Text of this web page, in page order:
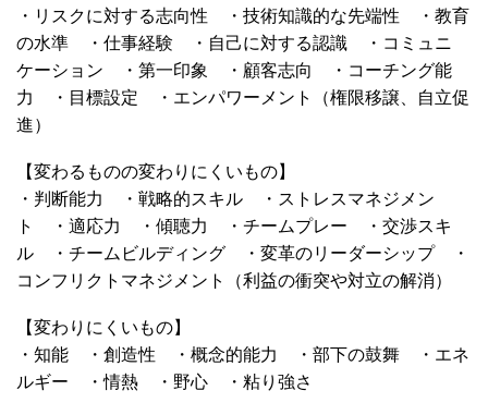
・リスクに対する志向性 ・技術知識的な先端性 ・教育
の水準 ・仕事経験 ・自己に対する認識 ・コミュニ
ケーション ・第一印象 ・顧客志向 ・コーチング能
力 ・目標設定 ・エンパワーメント（権限移譲、自立促
進）
【変わるものの変わりにくいもの】
・判断能力 ・戦略的スキル ・ストレスマネジメン
ト ・適応力 ・傾聴力 ・チームプレー ・交渉スキ
ル ・チームビルディング ・変革のリーダーシップ ・
コンフリクトマネジメント（利益の衝突や対立の解消）
【変わりにくいもの】
・知能 ・創造性 ・概念的能力 ・部下の鼓舞 ・エネ
ルギー ・情熱 ・野心 ・粘り強さ